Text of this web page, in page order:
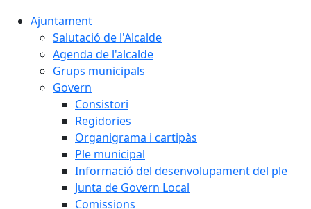
Ajuntament
Salutació de l'Alcalde
Agenda de l'alcalde
Grups municipals
Govern
Consistori
Regidories
Organigrama i cartipàs
Ple municipal
Informació del desenvolupament del ple
Junta de Govern Local
Comissions